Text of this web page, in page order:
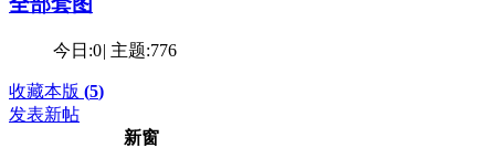
今日:0| 主题:776
收藏本版 (5)
发表新帖
新窗